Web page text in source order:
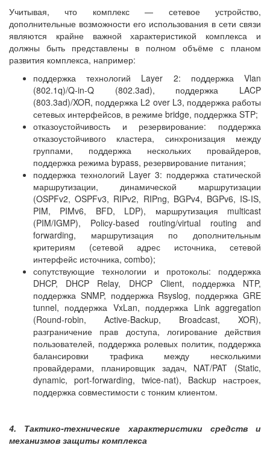
Учитывая, что комплекс — сетевое устройство,
дополнительные возможности его использования в сети связи
являются крайне важной характеристикой комплекса и
должны быть представлены в полном объёме с планом
развития комплекса, например:
поддержка технологий Layer 2: поддержка Vlan
(802.1q)/Q-in-Q (802.3ad), поддержка LACP
(803.3ad)/XOR, поддержка L2 over L3, поддержка работы
сетевых интерфейсов, в режиме bridge, поддержка STP;
отказоустойчивость и резервирование: поддержка
отказоустойчивого кластера, синхронизация между
группами, поддержка нескольких провайдеров,
поддержка режима bypass, резервирование питания;
поддержка технологий Layer 3: поддержка статической
маршрутизации, динамической маршрутизации
(OSPFv2, OSPFv3, RIPv2, RIPng, BGPv4, BGPv6, IS-IS,
PIM, PIMv6, BFD, LDP), маршрутизация multicast
(PIM/IGMP), Policy-based routing/virtual routing and
forwarding, маршрутизация по дополнительным
критериям (сетевой адрес источника, сетевой
интерфейс источника, combo);
сопутствующие технологии и протоколы: поддержка
DHCP, DHCP Relay, DHCP Client, поддержка NTP,
поддержка SNMP, поддержка Rsyslog, поддержка GRE
tunnel, поддержка VxLan, поддержка Link aggregation
(Round-robin, Active-Backup, Broadcast, XOR),
разграничение прав доступа, логирование действия
пользователей, поддержка ролевых политик, поддержка
балансировки трафика между несколькими
провайдерами, планировщик задач, NAT/PAT (Static,
dynamic, port-forwarding, twice-nat), Backup настроек,
поддержка совместимости с тонким клиентом.
4. Тактико-технические характеристики средств и
механизмов защиты комплекса